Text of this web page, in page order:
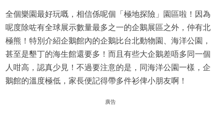
全個樂園最好玩嘅，相信係呢個「極地探險」園區啦！因為
呢度除咗有全球展示數量最多之一的企鵝展區之外，仲有北
極熊！特別介紹企鵝館內的企鵝比台北動物園、海洋公園，
甚至是墾丁的海生館還要多！而且有些大企鵝差唔多同一個
人咁高，認真少見！不過要注意的是，同海洋公園一樣，企
鵝館的溫度極低，家長便記得帶多件衫俾小朋友啊！
廣告